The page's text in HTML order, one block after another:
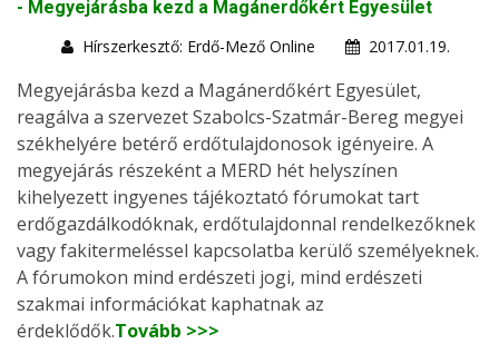
- Megyejárásba kezd a Magánerdőkért Egyesület
Hírszerkesztő: Erdő-Mező Online
2017.01.19.
Megyejárásba kezd a Magánerdőkért Egyesület,
reagálva a szervezet Szabolcs-Szatmár-Bereg megyei
székhelyére betérő erdőtulajdonosok igényeire. A
megyejárás részeként a MERD hét helyszínen
kihelyezett ingyenes tájékoztató fórumokat tart
erdőgazdálkodóknak, erdőtulajdonnal rendelkezőknek
vagy fakitermeléssel kapcsolatba kerülő személyeknek.
A fórumokon mind erdészeti jogi, mind erdészeti
szakmai információkat kaphatnak az
érdeklődők.Tovább >>>